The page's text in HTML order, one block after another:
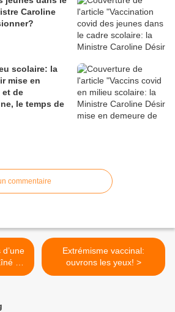
Caroline
scolaire: la
mise en
et de
le temps de
commentaire
de
santé
Extrémisme vaccinal:
ouvrons les yeux! >